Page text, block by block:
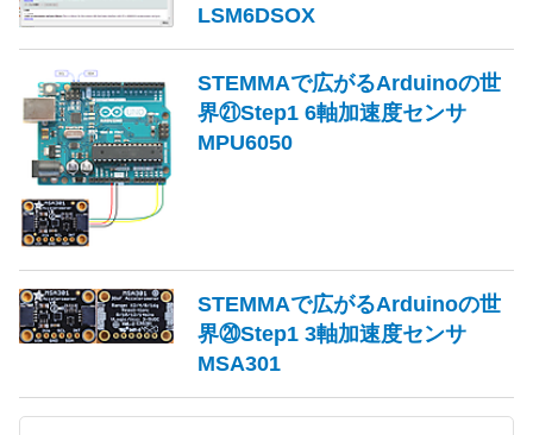
LSM6DSOX
STEMMAで広がるArduinoの世
界㉑Step1 6軸加速度センサ
MPU6050
STEMMAで広がるArduinoの世
界⑳Step1 3軸加速度センサ
MSA301